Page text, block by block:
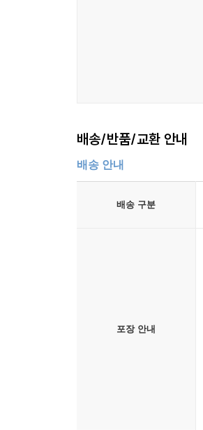
배송/반품/교환 안내
배송 안내
배송 구분
포장 안내